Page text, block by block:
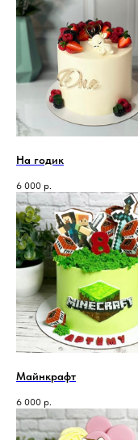
На годик
6 000 р.
Майнкрафт
6 000 р.